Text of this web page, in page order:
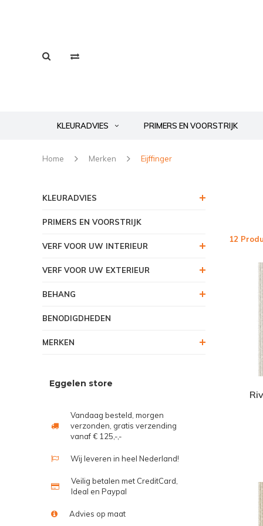
KLEURADVIES PRIMERS EN VOORSTRIJK
Home Merken Eijffinger
KLEURADVIES
PRIMERS EN VOORSTRIJK
VERF VOOR UW INTERIEUR
VERF VOOR UW EXTERIEUR
BEHANG
BENODIGDHEDEN
MERKEN
Eggelen store
Vandaag besteld, morgen
verzonden, gratis verzending
vanaf € 125,-,-
Wij leveren in heel Nederland!
Veilig betalen met CreditCard,
Ideal en Paypal
Advies op maat
12